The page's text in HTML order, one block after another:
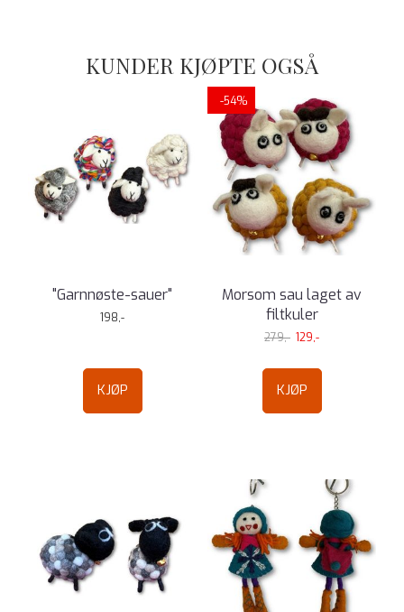
KUNDER KJØPTE OGSÅ
"Garnnøste-sauer"
198,-
KJØP
-54%
Morsom sau laget av
filtkuler
279,- 129,-
KJØP